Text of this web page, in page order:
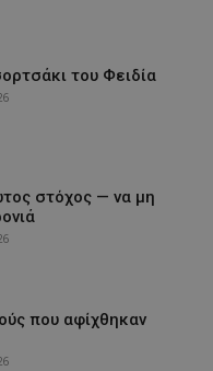
του Φειδία
στόχος — να μη
που αφίχθηκαν